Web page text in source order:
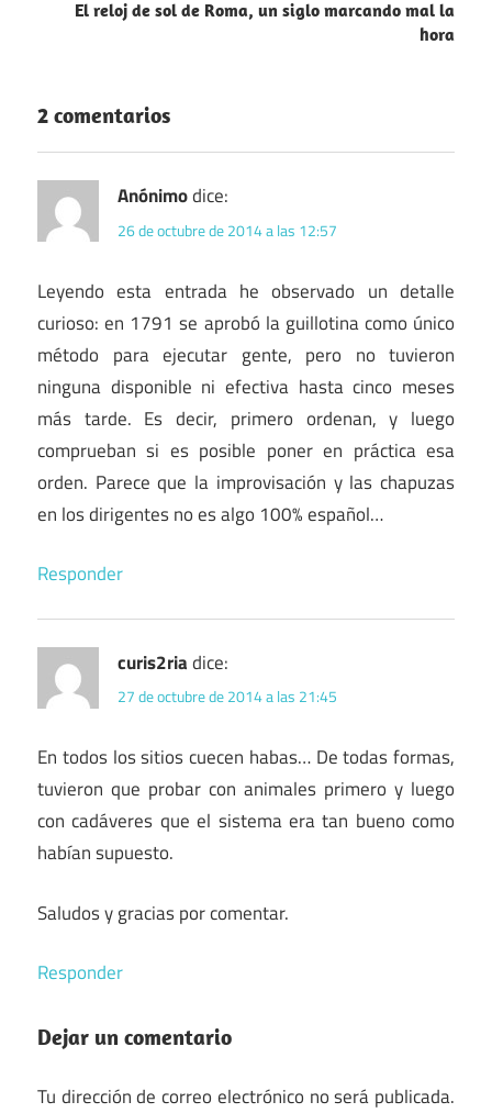
El reloj de sol de Roma, un siglo marcando mal la
hora
2 comentarios
Anónimodice:
26 de octubre de 2014 a las 12:57
Leyendo esta entrada he observado un detalle
curioso: en 1791 se aprobó la guillotina como único
método para ejecutar gente, pero no tuvieron
ninguna disponible ni efectiva hasta cinco meses
más tarde. Es decir, primero ordenan, y luego
comprueban si es posible poner en práctica esa
orden. Parece que la improvisación y las chapuzas
en los dirigentes no es algo 100% español…
Responder
curis2riadice:
27 de octubre de 2014 a las 21:45
En todos los sitios cuecen habas… De todas formas,
tuvieron que probar con animales primero y luego
con cadáveres que el sistema era tan bueno como
habían supuesto.
Saludos y gracias por comentar.
Responder
Dejar un comentario
Tu dirección de correo electrónico no será publicada.